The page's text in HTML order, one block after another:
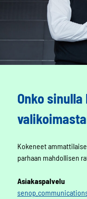
Onko
Kokeneet
parhaan mahdollisen
Asiakaspalvelu